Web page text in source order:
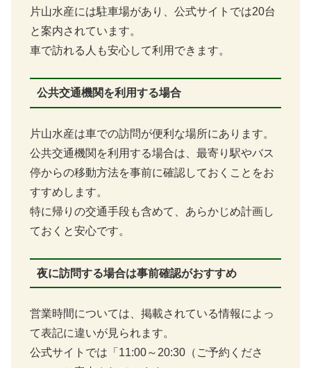
片山水産には駐車場があり、公式サイトでは20台
と案内されています。
車で訪れる人も安心して利用できます。
公共交通機関を利用する場合
片山水産は車での訪問が便利な場所にあります。
公共交通機関を利用する場合は、最寄り駅やバス
停からの移動方法を事前に確認しておくことをお
すすめします。
特に帰りの交通手段も含めて、あらかじめ計画し
ておくと安心です。
夜に訪問する場合は事前確認がおすすめ
営業時間については、掲載されている情報によっ
て表記に違いが見られます。
公式サイトでは「11:00～20:30（ご予約くださ